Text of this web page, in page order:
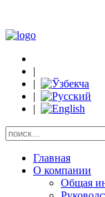
|
|
|
|
Главная
О компании
Общая